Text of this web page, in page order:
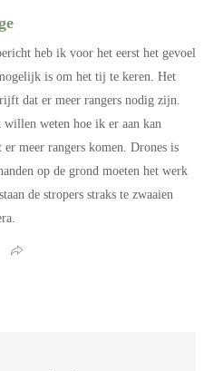
heb ik voor het eerst het gevoel
is om het tij te keren. Het
dat er meer rangers nodig zijn.
willen weten hoe ik er aan kan
er meer rangers komen. Drones is
op de grond moeten het werk
de stropers straks te zwaaien